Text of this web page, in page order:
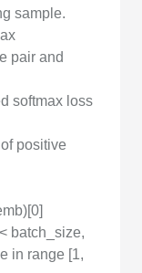
sample.
pair and
softmax loss
positive
batch_size,
in range [1,